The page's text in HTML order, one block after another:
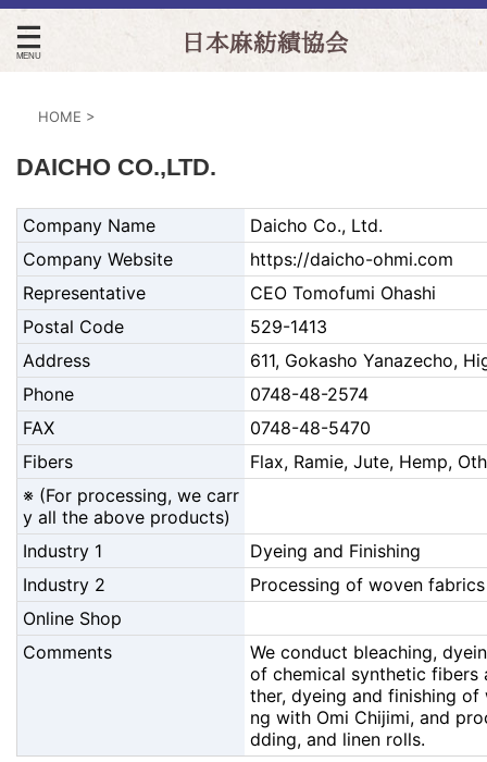
日本麻紡績協会
HOME >
DAICHO CO.,LTD.
Company Name
Daicho Co., Ltd.
Company Website
https://daicho-ohmi.com
Representative
CEO Tomofumi Ohashi
Postal Code
529-1413
Address
611, Gokasho Yanazecho,
Phone
0748-48-2574
FAX
0748-48-5470
Fibers
Flax, Ramie, Jute, Hemp,
※ (For processing, we carr
y all the above products)
Industry 1
Dyeing and Finishing
Industry 2
Processing of woven fabrics
Online Shop
Comments
We conduct bleaching,
of chemical synthetic fibers
ther, dyeing and finishing
ng with Omi Chijimi, and
dding, and linen rolls.